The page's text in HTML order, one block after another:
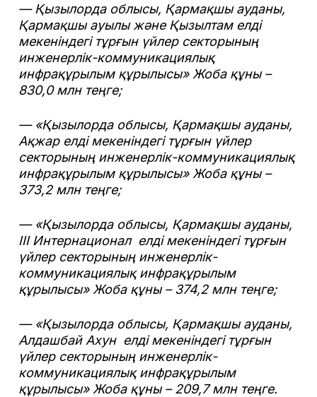
— Қызылорда облысы, Қармақшы ауданы,
Қармақшы ауылы және Қызылтам елді
мекеніндегі тұрғын үйлер секторының
инженерлік-коммуникациялық
инфрақұрылым құрылысы» Жоба құны –
830,0 млн теңге;
— «Қызылорда облысы, Қармақшы ауданы,
Ақжар елді мекеніндегі тұрғын үйлер
секторының инженерлік-коммуникациялық
инфрақұрылым құрылысы» Жоба құны –
373,2 млн теңге;
— «Қызылорда облысы, Қармақшы ауданы,
ІІІ Интернационал елді мекеніндегі тұрғын
үйлер секторының инженерлік-
коммуникациялық инфрақұрылым
құрылысы» Жоба құны – 374,2 млн теңге;
— «Қызылорда облысы, Қармақшы ауданы,
Алдашбай Ахун елді мекеніндегі тұрғын
үйлер секторының инженерлік-
коммуникациялық инфрақұрылым
құрылысы» Жоба құны – 209,7 млн теңге.